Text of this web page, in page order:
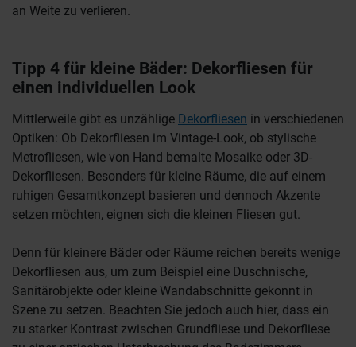
an Weite zu verlieren.
Tipp 4 für kleine Bäder: Dekorfliesen für
einen individuellen Look
Mittlerweile gibt es unzählige Dekorfliesen in verschiedenen
Optiken: Ob Dekorfliesen im Vintage-Look, ob stylische
Metrofliesen, wie von Hand bemalte Mosaike oder 3D-
Dekorfliesen. Besonders für kleine Räume, die auf einem
ruhigen Gesamtkonzept basieren und dennoch Akzente
setzen möchten, eignen sich die kleinen Fliesen gut.
Denn für kleinere Bäder oder Räume reichen bereits wenige
Dekorfliesen aus, um zum Beispiel eine Duschnische,
Sanitärobjekte oder kleine Wandabschnitte gekonnt in
Szene zu setzen. Beachten Sie jedoch auch hier, dass ein
zu starker Kontrast zwischen Grundfliese und Dekorfliese